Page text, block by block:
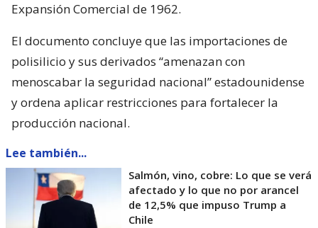
Expansión Comercial de 1962.
El documento concluye que las importaciones de
polisilicio y sus derivados “amenazan con
menoscabar la seguridad nacional” estadounidense
y ordena aplicar restricciones para fortalecer la
producción nacional.
Lee también...
Salmón, vino, cobre: Lo que se verá
afectado y lo que no por arancel
de 12,5% que impuso Trump a
Chile